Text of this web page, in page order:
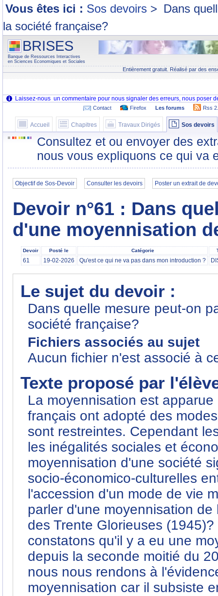
Vous êtes ici : Sos devoirs > Dans
la société française?
BRISES
Banque de Ressources Interactives
en Sciences Economiques et Sociales
Entièrement gratuit. Réalisé par des
Contact Firefox Les forums Rss
Accueil Chapitres Travaux Dirigés Sos devoirs
Consultez et ou envoyer des
nous vous expliquons ce qui va
Objectif de Sos-Devoir Consulter les devoirs Poster un extrait de
Devoir n°61 : Dans
d'une moyennisation
Devoir Posté le Catégorie
61 19-02-2026 Qu'est ce qui ne va pas dans mon introduction ?
Le sujet du devoir :
Dans quelle mesure peut-on
société française?
Fichiers associés au sujet
Aucun fichier n'est associé à
Texte proposé par
La moyennisation est
français ont adopté des
sont restreintes. Cependant
les inégalités sociales et
moyennisation d'une société
socio-économico-culturelles
l'accession d'un mode de vie
parler d'une moyennisation
des Trente Glorieuses
constatons qu'il y a eu une
depuis la seconde moitié du
nous nous rendons à
moyennisation car il subsiste